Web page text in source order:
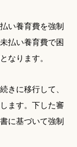
い養育費を強制
払い養育費で困
なります。
きに移行して、
ます。下した審
に基づいて強制